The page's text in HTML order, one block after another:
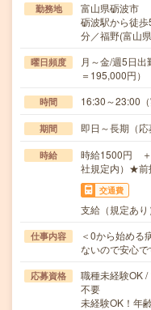
勤務地
富山県砺波市
砺波駅から徒
分／福野(富山
曜日頻度
月～金/週5日
＝195,000円）
時間 16:30～23:00（
期間 即日～長期（応
時給
時給1500円 ＋
社規定内）★前
交通費
支給（規定あり
仕事内容
＜0から始める
ないので安心
応募資格
職種未経験OK
不要
未経験OK！年